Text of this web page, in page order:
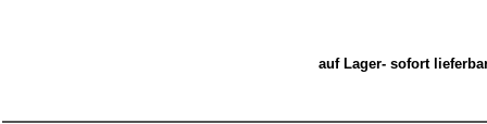
auf Lager- sofort